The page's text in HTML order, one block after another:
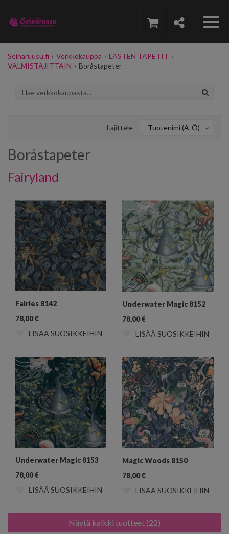
Seinaruusu.fi › Verkkokauppa › LASTEN TAPETIT ›
VALMISTAJITTAIN › Boråstapeter
Lajittele Tuotenimi (A-Ö)
Boråstapeter
Fairyland
Fairies 8142
78,00€
LISÄÄ SUOSIKKEIHIN
Underwater Magic 8152
78,00€
LISÄÄ SUOSIKKEIHIN
Underwater Magic 8153
78,00€
LISÄÄ SUOSIKKEIHIN
Magic Woods 8150
78,00€
LISÄÄ SUOSIKKEIHIN
Näytä kaikki tuotteet (22)